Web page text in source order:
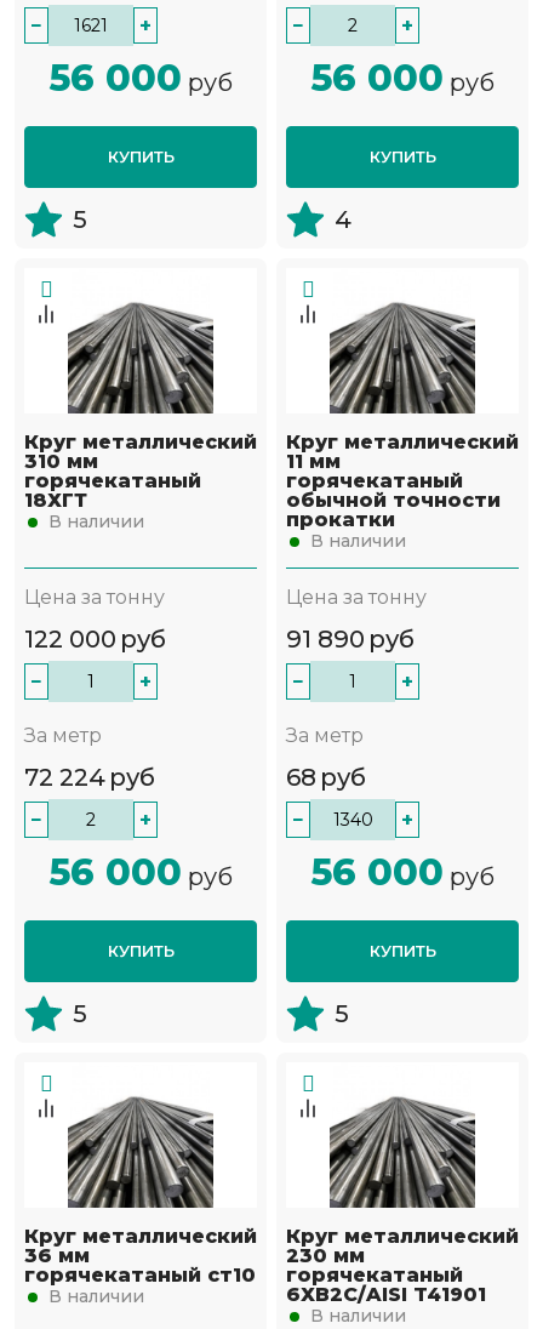
− +
56 000 руб
КУПИТЬ
5
− +
56 000 руб
КУПИТЬ
4
Круг металлический
310 мм
горячекатаный
18ХГТ
В наличии
Цена за тонну
122 000 руб
− +
За метр
72 224 руб
− +
56 000 руб
КУПИТЬ
5
Круг металлический
11 мм
горячекатаный
обычной точности
прокатки
В наличии
Цена за тонну
91 890 руб
− +
За метр
68 руб
− +
56 000 руб
КУПИТЬ
5
Круг металлический
36 мм
горячекатаный ст10
В наличии
Круг металлический
230 мм
горячекатаный
6ХВ2С/AISI T41901
В наличии